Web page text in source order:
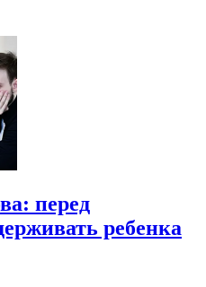
перед
ребенка